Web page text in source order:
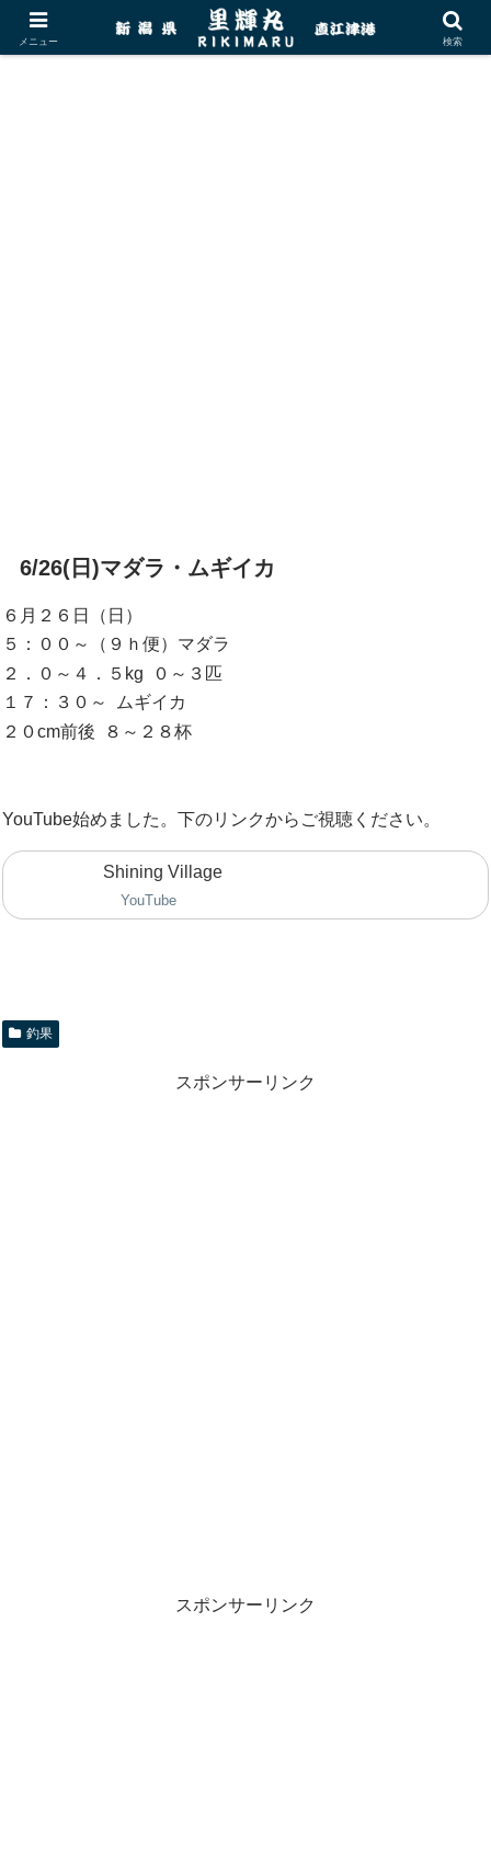
6/26(日)マダラ・ムギイカ
６月２６日（日）
５：００～（９ｈ便）マダラ
２．０～４．５kg ０～３匹
１７：３０～ ムギイカ
２０cm前後 ８～２８杯
YouTube始めました。下のリンクからご視聴ください。
Shining Village
YouTube
釣果
スポンサーリンク
スポンサーリンク
メニュー 検索